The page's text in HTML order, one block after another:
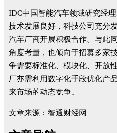
IDC中国智能汽车领域研究经
技术发展良好，科技公司充分
汽车厂商开展积极合作。与此
角度考量，也倾向于招募多家
争需要标准化、模块化、开放
厂亦需利用数字化手段优化产
来市场的动态竞争。
文章来源：智通财经网